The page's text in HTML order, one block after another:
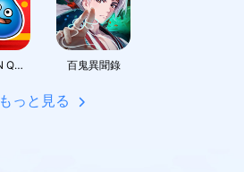
DRAGON QUEST Smash/Grow 百鬼異聞錄
もっと見る